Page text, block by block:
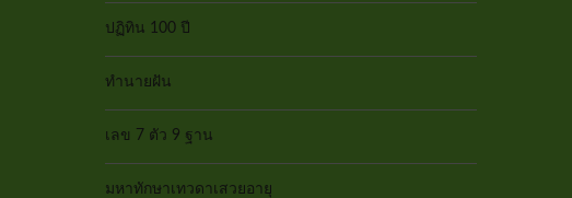
ปฏิทิน 100 ปี
ทำนายฝัน
เลข 7 ตัว 9 ฐาน
มหาทักษาเทวดาเสวยอายุ